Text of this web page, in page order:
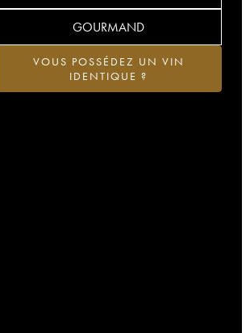
GOURMAND
VOUS POSSÉDEZ UN VIN
IDENTIQUE ?